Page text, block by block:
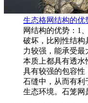
生态格网结构的优
网结构的优势：1
破坏，比刚性结构
力较强，能承受最
本质上都具有透水
具有较强的包容性
石缝中，从而有利
生态环境。石笼网